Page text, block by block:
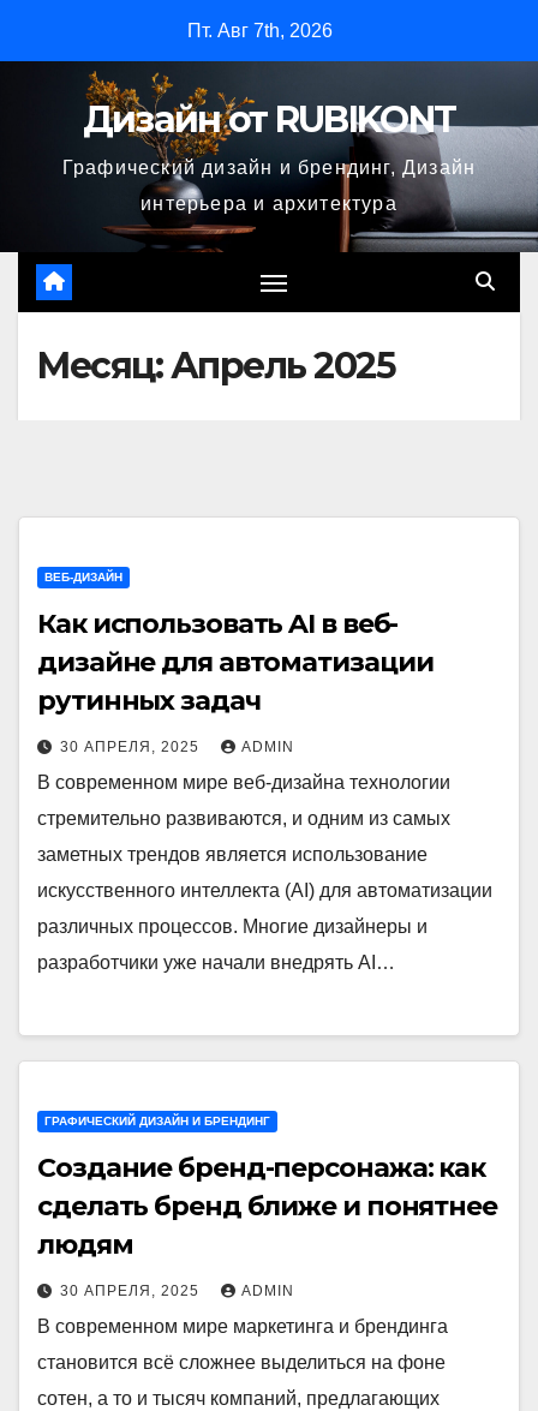
содержимому
Пт. Авг 7th, 2026
Дизайн от RUBIKONT
Графический дизайн и брендинг, Дизайн
интерьера и архитектура
Месяц:Апрель 2025
ВЕБ-ДИЗАЙН
Как использовать AI в веб-
дизайне для автоматизации
рутинных задач
30 АПРЕЛЯ, 2025 ADMIN
В современном мире веб-дизайна технологии
стремительно развиваются, и одним из самых
заметных трендов является использование
искусственного интеллекта (AI) для автоматизации
различных процессов. Многие дизайнеры и
разработчики уже начали внедрять AI…
ГРАФИЧЕСКИЙ ДИЗАЙН И БРЕНДИНГ
Создание бренд-персонажа: как
сделать бренд ближе и понятнее
людям
30 АПРЕЛЯ, 2025 ADMIN
В современном мире маркетинга и брендинга
становится всё сложнее выделиться на фоне
сотен, а то и тысяч компаний, предлагающих